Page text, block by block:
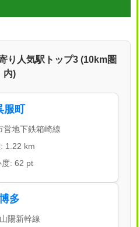
り人気駅トップ3 (10km圏
内)
服町
営地下鉄箱崎線
1.22 km
度: 62 pt
多
陽新幹線